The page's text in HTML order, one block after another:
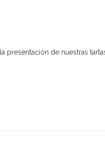
de nuestras